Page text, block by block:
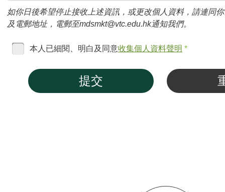
如你日後希望停止接收上述資訊，或更改個人資料，請連同
及電郵地址，電郵至mdsmkt@vtc.edu.hk通知我們。
本人已細閱、明白及同意收集個人資料聲明 *
提交